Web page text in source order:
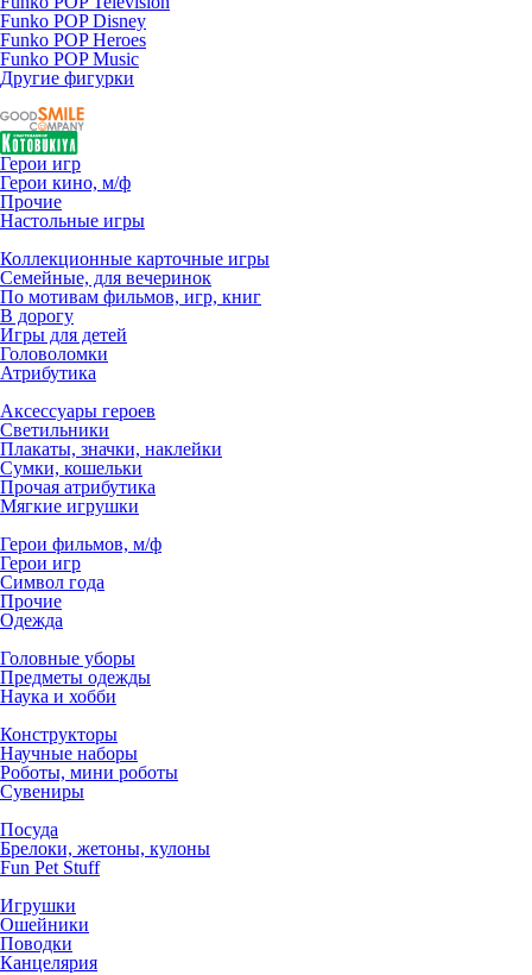
Funko POP Disney
Funko POP Heroes
Funko POP Music
Другие фигурки
Герои игр
Герои кино, м/ф
Прочие
Настольные игры
Коллекционные карточные игры
Семейные, для вечеринок
По мотивам фильмов, игр, книг
В дорогу
Игры для детей
Головоломки
Атрибутика
Аксессуары героев
Светильники
Плакаты, значки, наклейки
Сумки, кошельки
Прочая атрибутика
Мягкие игрушки
Герои фильмов, м/ф
Герои игр
Символ года
Прочие
Одежда
Головные уборы
Предметы одежды
Наука и хобби
Конструкторы
Научные наборы
Роботы, мини роботы
Сувениры
Посуда
Брелоки, жетоны, кулоны
Fun Pet Stuff
Игрушки
Ошейники
Поводки
Канцелярия